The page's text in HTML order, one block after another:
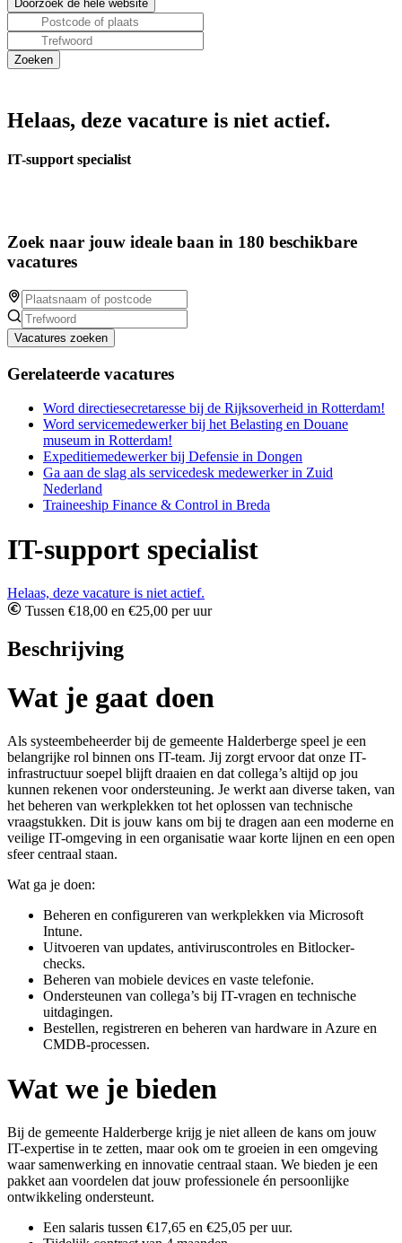
Helaas, deze vacature is niet actief.
IT-support specialist
Zoek naar jouw ideale baan in 180 beschikbare
vacatures
Vacatures zoeken
Gerelateerde vacatures
Word directiesecretaresse bij de Rijksoverheid in Rotterdam!
Word servicemedewerker bij het Belasting en Douane
museum in Rotterdam!
Expeditiemedewerker bij Defensie in Dongen
Ga aan de slag als servicedesk medewerker in Zuid
Nederland
Traineeship Finance & Control in Breda
IT-support specialist
Helaas, deze vacature is niet actief.
Tussen €18,00 en €25,00 per uur
Beschrijving
Wat je gaat doen
Als systeembeheerder bij de gemeente Halderberge speel je een
belangrijke rol binnen ons IT-team. Jij zorgt ervoor dat onze IT-
infrastructuur soepel blijft draaien en dat collega’s altijd op jou
kunnen rekenen voor ondersteuning. Je werkt aan diverse taken, van
het beheren van werkplekken tot het oplossen van technische
vraagstukken. Dit is jouw kans om bij te dragen aan een moderne en
veilige IT-omgeving in een organisatie waar korte lijnen en een open
sfeer centraal staan.
Wat ga je doen:
Beheren en configureren van werkplekken via Microsoft
Intune.
Uitvoeren van updates, antiviruscontroles en Bitlocker-
checks.
Beheren van mobiele devices en vaste telefonie.
Ondersteunen van collega’s bij IT-vragen en technische
uitdagingen.
Bestellen, registreren en beheren van hardware in Azure en
CMDB-processen.
Wat we je bieden
Bij de gemeente Halderberge krijg je niet alleen de kans om jouw
IT-expertise in te zetten, maar ook om te groeien in een omgeving
waar samenwerking en innovatie centraal staan. We bieden je een
pakket aan voordelen dat jouw professionele én persoonlijke
ontwikkeling ondersteunt.
Een salaris tussen €17,65 en €25,05 per uur.